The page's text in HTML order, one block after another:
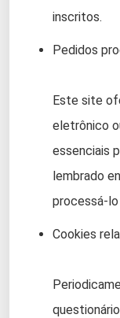
inscritos.
Pedidos
Este site
eletrônico
essenciais
lembrado
processá-
Cookies